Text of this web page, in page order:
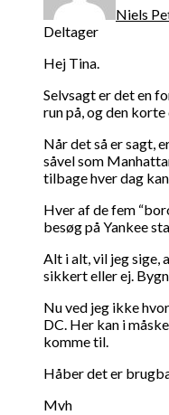
Niels
Deltager
Hej Tina.
Selvsagt er det en
run på, og den
Når det så er sagt,
såvel som
tilbage hver dag
Hver af de fem
besøg på Yankee
Alt i alt, vil jeg sige,
sikkert eller ej.
Nu ved jeg ikke
DC. Her kan i
komme til.
Håber det er
Mvh